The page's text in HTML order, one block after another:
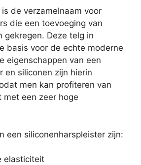
de verzamelnaam voor
die een toevoeging van
gekregen. Deze telg in
basis voor de echte moderne
eigenschappen van een
en siliconen zijn hierin
men kan profiteren van
met een zeer hoge
een siliconenharspleister zijn:
elasticiteit